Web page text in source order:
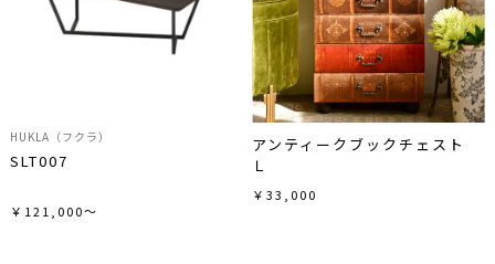
HUKLA（フクラ）
SLT007
￥121,000～
アンティークブックチェスト
Ｌ
￥33,000